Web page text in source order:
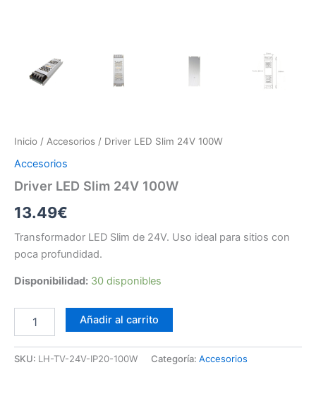
Inicio / Accesorios / Driver LED Slim 24V 100W
Accesorios
Driver LED Slim 24V 100W
13.49€
Transformador LED Slim de 24V. Uso ideal para sitios con
poca profundidad.
Disponibilidad: 30 disponibles
24V
Añadir al carrito
SKU: LH-TV-24V-IP20-100W Categoría: Accesorios